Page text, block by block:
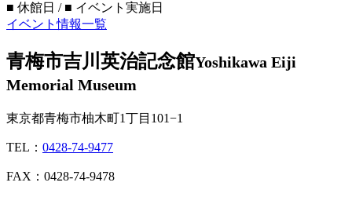
■ 休館日 / ■ イベント実施日
イベント情報一覧
青梅市吉川英治記念館Yoshikawa Eiji
Memorial Museum
東京都青梅市柚木町1丁目101−1
TEL： 0428-74-9477
FAX：0428-74-9478